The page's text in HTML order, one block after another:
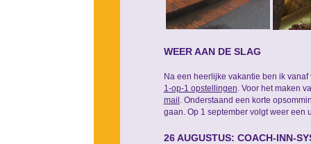
WEER AAN DE SLAG
Na een heerlijke vakantie ben ik
1-op-1 opstellingen. Voor het maken
mail . Onderstaand een korte
gaan. Op 1 september volgt weer een
26 AUGUSTUS: COACH-INN-